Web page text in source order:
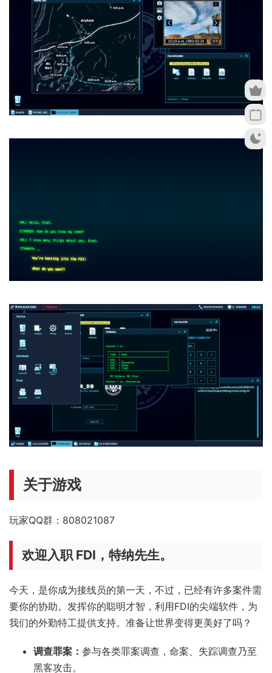
关于游戏
玩家QQ群：808021087
欢迎入职 FDI，特纳先生。
今天，是你成为接线员的第一天，不过，已经有许多案件需
要你的协助。发挥你的聪明才智，利用FDI的尖端软件，为
我们的外勤特工提供支持。准备让世界变得更美好了吗？
调查罪案： 参与各类罪案调查，命案、失踪调查乃至
黑客攻击。